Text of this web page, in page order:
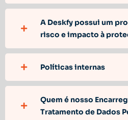
A Deskfy possui um
risco e impacto à
Políticas internas
Quem é nosso
Tratamento de Dados